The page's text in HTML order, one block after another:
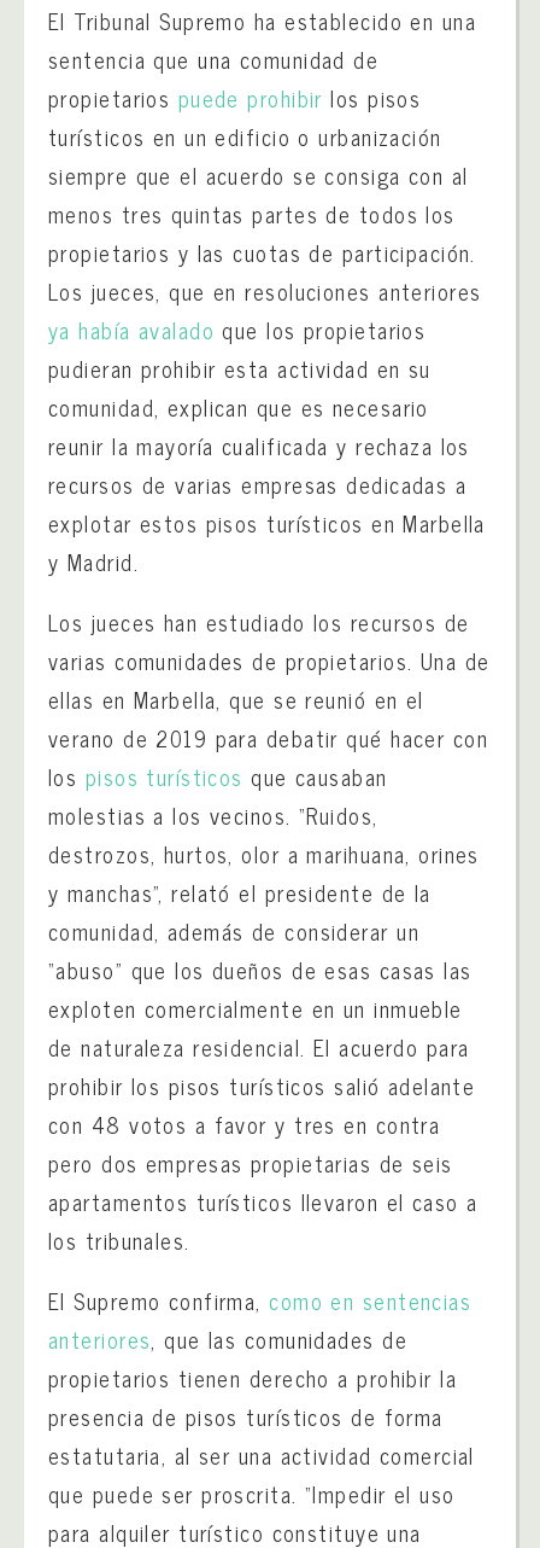
El Tribunal Supremo ha establecido en una
sentencia que una comunidad de
propietarios puede prohibir los pisos
turísticos en un edificio o urbanización
siempre que el acuerdo se consiga con al
menos tres quintas partes de todos los
propietarios y las cuotas de participación.
Los jueces, que en resoluciones anteriores
ya había avalado que los propietarios
pudieran prohibir esta actividad en su
comunidad, explican que es necesario
reunir la mayoría cualificada y rechaza los
recursos de varias empresas dedicadas a
explotar estos pisos turísticos en Marbella
y Madrid.
Los jueces han estudiado los recursos de
varias comunidades de propietarios. Una de
ellas en Marbella, que se reunió en el
verano de 2019 para debatir qué hacer con
los pisos turísticos que causaban
molestias a los vecinos. “Ruidos,
destrozos, hurtos, olor a marihuana, orines
y manchas”, relató el presidente de la
comunidad, además de considerar un
“abuso” que los dueños de esas casas las
exploten comercialmente en un inmueble
de naturaleza residencial. El acuerdo para
prohibir los pisos turísticos salió adelante
con 48 votos a favor y tres en contra
pero dos empresas propietarias de seis
apartamentos turísticos llevaron el caso a
los tribunales.
El Supremo confirma,como en sentencias
anteriores, que las comunidades de
propietarios tienen derecho a prohibir la
presencia de pisos turísticos de forma
estatutaria, al ser una actividad comercial
que puede ser proscrita. “Impedir el uso
para alquiler turístico constituye una